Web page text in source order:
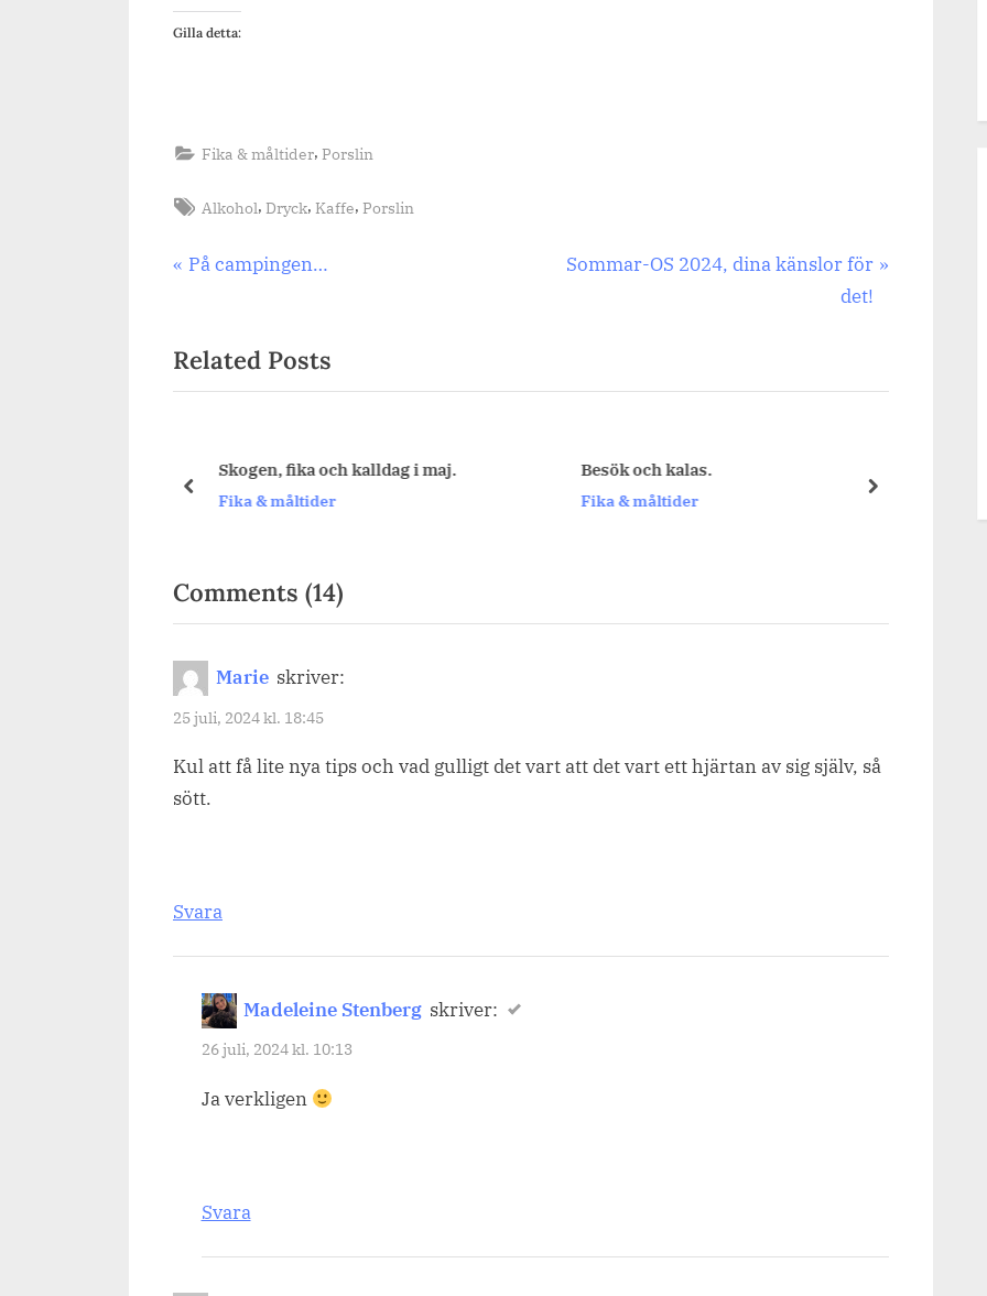
Gilla detta:
Fika & måltider, Porslin
Tags:
Alkohol, Dryck, Kaffe, Porslin
Inläggsnavigering
Previous
På campingen…
Next
Sommar-OS 2024, dina känslor för
det!
Related Posts
Skogen, fika och kalldag i maj.
Fika & måltider
Besök och kalas.
Fika & måltider
Mon
prev next
Comments (14)
“Ett
YR-
Marie skriver:
25 juli, 2024 kl. 18:45
Kul att få lite nya tips och vad gulligt det vart att det vart ett hjärtan av sig själv, så
sött.
Svara
Madeleine Stenberg skriver:
26 juli, 2024 kl. 10:13
Ja verkligen
Svara